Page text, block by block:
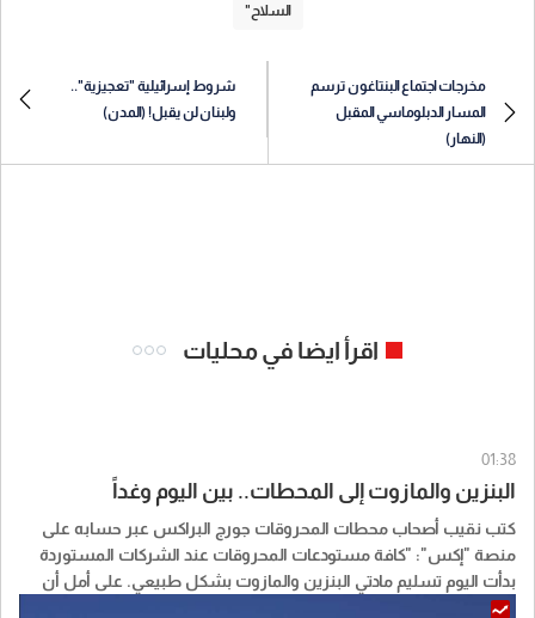
السلاح"
مخرجات اجتماع البنتاغون ترسم
المسار الدبلوماسي المقبل
(النهار)
شروط إسرائيلية "تعجيزية"..
ولبنان لن يقبل! (المدن)
اقرأ ايضا في محليات
01:38
البنزين والمازوت إلى المحطات.. بين اليوم وغداً
كتب نقيب أصحاب محطات المحروقات جورج البراكس عبر حسابه على
منصة "إكس": "كافة مستودعات المحروقات عند الشركات المستوردة
بدأت اليوم تسليم مادتي البنزين والمازوت بشكل طبيعي. على أمل أن
تصل المحروقات الى جميع المحطات في كل المناطق وخاصة البقاع